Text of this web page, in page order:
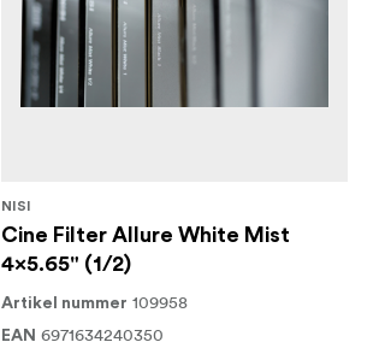
NISI
Cine Filter Allure White Mist
4x5.65" (1/2)
Artikel nummer 109958
EAN 6971634240350